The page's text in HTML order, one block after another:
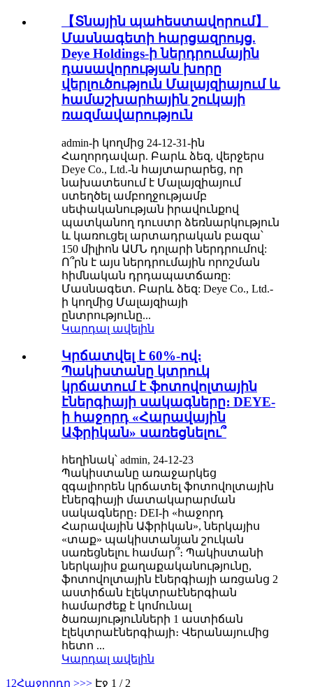
【Տնային պահեստավորում】
Մասնագետի հարցազրույց.
Deye Holdings-ի ներդրումային
դասավորության խորը
վերլուծություն Մալայզիայում և
համաշխարհային շուկայի
ռազմավարություն
admin-ի կողմից 24-12-31-ին
Հաղորդավար. Բարև ձեզ, վերջերս
Deye Co., Ltd.-ն հայտարարեց, որ
նախատեսում է Մալայզիայում
ստեղծել ամբողջությամբ
սեփականության իրավունքով
պատկանող դուստր ձեռնարկություն
և կառուցել արտադրական բազա՝
150 միլիոն ԱՄՆ դոլարի ներդրումով:
Ո՞րն է այս ներդրումային որոշման
հիմնական դրդապատճառը:
Մասնագետ. Բարև ձեզ: Deye Co., Ltd.-
ի կողմից Մալայզիայի
ընտրությունը...
Կարդալ ավելին
Կրճատվել է 60%-ով։
Պակիստանը կտրուկ
կրճատում է ֆոտովոլտային
էներգիայի սակագները։ DEYE-
ի հաջորդ «Հարավային
Աֆրիկան» սառեցնելու՞
հեղինակ՝ admin, 24-12-23
Պակիստանը առաջարկեց
զգալիորեն կրճատել ֆոտովոլտային
էներգիայի մատակարարման
սակագները։ DEI-ի «հաջորդ
Հարավային Աֆրիկան», ներկայիս
«տաք» պակիստանյան շուկան
սառեցնելու համար՞։ Պակիստանի
ներկայիս քաղաքականությունը,
ֆոտովոլտային էներգիայի առցանց 2
աստիճան էլեկտրաէներգիան
համարժեք է կոմունալ
ծառայությունների 1 աստիճան
էլեկտրաէներգիայի։ Վերանայումից
հետո ...
Կարդալ ավելին
1 2Հաջորդը >>> Էջ 1 / 2